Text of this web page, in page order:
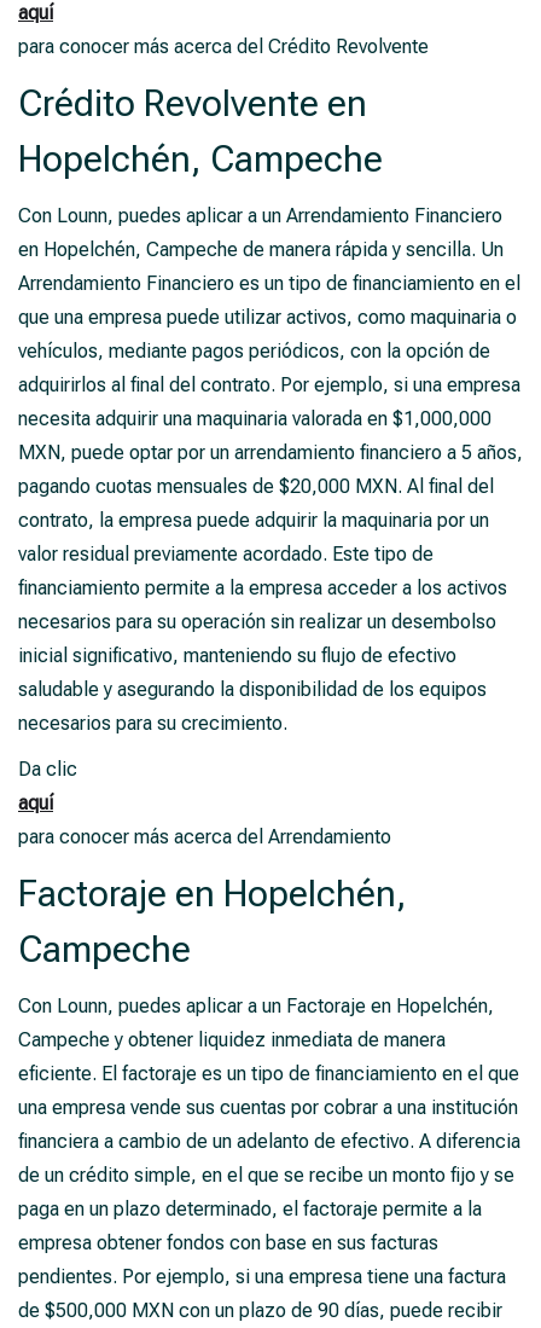
aquí
para conocer más acerca del Crédito Revolvente
Crédito Revolvente en
Hopelchén, Campeche
Con Lounn, puedes aplicar a un Arrendamiento Financiero
en Hopelchén, Campeche de manera rápida y sencilla. Un
Arrendamiento Financiero es un tipo de financiamiento en el
que una empresa puede utilizar activos, como maquinaria o
vehículos, mediante pagos periódicos, con la opción de
adquirirlos al final del contrato. Por ejemplo, si una empresa
necesita adquirir una maquinaria valorada en $1,000,000
MXN, puede optar por un arrendamiento financiero a 5 años,
pagando cuotas mensuales de $20,000 MXN. Al final del
contrato, la empresa puede adquirir la maquinaria por un
valor residual previamente acordado. Este tipo de
financiamiento permite a la empresa acceder a los activos
necesarios para su operación sin realizar un desembolso
inicial significativo, manteniendo su flujo de efectivo
saludable y asegurando la disponibilidad de los equipos
necesarios para su crecimiento.
Da clic
aquí
para conocer más acerca del Arrendamiento
Factoraje en Hopelchén,
Campeche
Con Lounn, puedes aplicar a un Factoraje en Hopelchén,
Campeche y obtener liquidez inmediata de manera
eficiente. El factoraje es un tipo de financiamiento en el que
una empresa vende sus cuentas por cobrar a una institución
financiera a cambio de un adelanto de efectivo. A diferencia
de un crédito simple, en el que se recibe un monto fijo y se
paga en un plazo determinado, el factoraje permite a la
empresa obtener fondos con base en sus facturas
pendientes. Por ejemplo, si una empresa tiene una factura
de $500,000 MXN con un plazo de 90 días, puede recibir